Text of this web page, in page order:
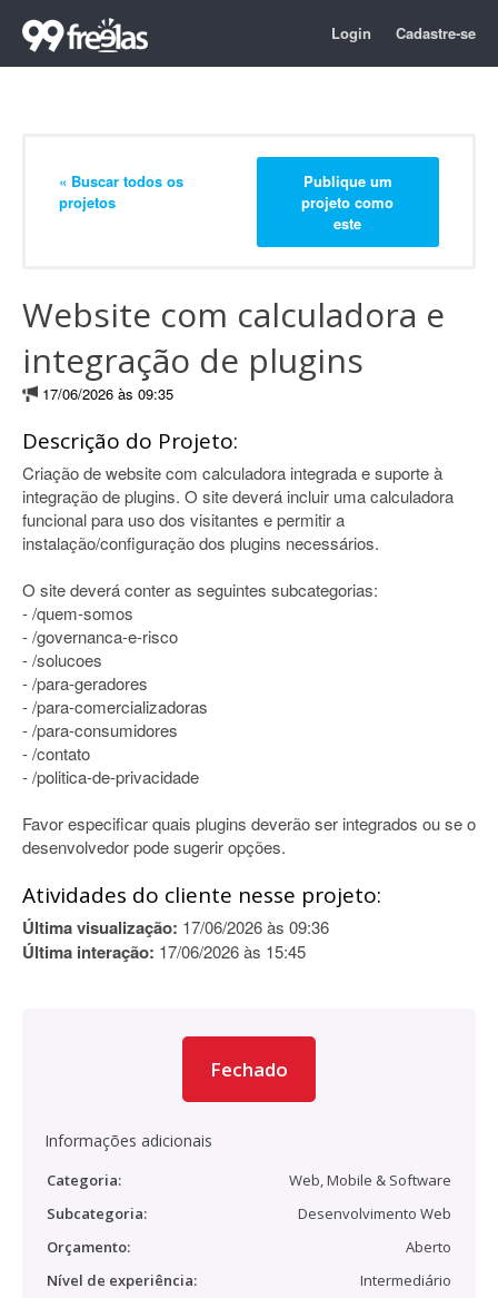
Login Cadastre-se
« Buscar todos os
projetos
Publique um
projeto como
este
Website com calculadora e
integração de plugins
17/06/2026 às 09:35
Descrição do Projeto:
Criação de website com calculadora integrada e suporte à
integração de plugins. O site deverá incluir uma calculadora
funcional para uso dos visitantes e permitir a
instalação/configuração dos plugins necessários.
O site deverá conter as seguintes subcategorias:
- /quem-somos
- /governanca-e-risco
- /solucoes
- /para-geradores
- /para-comercializadoras
- /para-consumidores
- /contato
- /politica-de-privacidade
Favor especificar quais plugins deverão ser integrados ou se o
desenvolvedor pode sugerir opções.
Atividades do cliente nesse projeto:
Última visualização: 17/06/2026 às 09:36
Última interação: 17/06/2026 às 15:45
Fechado
Informações adicionais
Categoria:
Web, Mobile & Software
Subcategoria:
Desenvolvimento Web
Orçamento:
Aberto
Nível de experiência:
Intermediário